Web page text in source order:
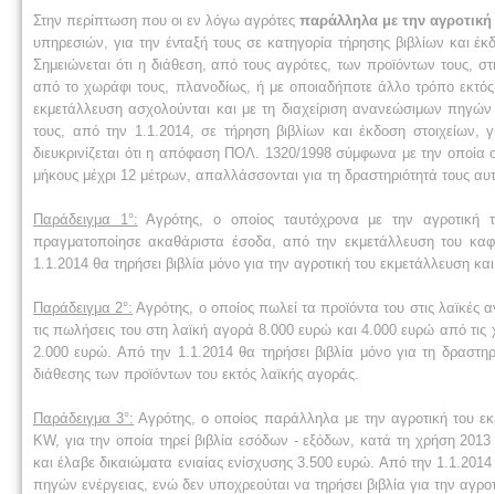
Στην περίπτωση που οι εν λόγω αγρότες παράλληλα με την
υπηρεσιών, για την ένταξή τους σε κατηγορία τήρησης βιβλίων και
Σημειώνεται ότι η διάθεση, από τους αγρότες, των προϊόντων τους,
από το χωράφι τους, πλανοδίως, ή με οποιαδήποτε άλλο τρόπο εκτός
εκμετάλλευση ασχολούνται και με τη διαχείριση ανανεώσιμων
τους, από την 1.1.2014, σε τήρηση βιβλίων και έκδοση στοιχείων,
διευκρινίζεται ότι η απόφαση ΠΟΛ. 1320/1998 σύμφωνα με την οποία
μήκους μέχρι 12 μέτρων, απαλλάσσονται για τη δραστηριότητά τους
Παράδειγμα 1°: Αγρότης, ο οποίος ταυτόχρονα με την αγροτική
πραγματοποίησε ακαθάριστα έσοδα, από την εκμετάλλευση του
1.1.2014 θα τηρήσει βιβλία μόνο για την αγροτική του εκμετάλλευση
Παράδειγμα 2°: Αγρότης, ο οποίος πωλεί τα προϊόντα του στις
τις πωλήσεις του στη λαϊκή αγορά 8.000 ευρώ και 4.000 ευρώ από τις
2.000 ευρώ. Από την 1.1.2014 θα τηρήσει βιβλία μόνο για τη
διάθεσης των προϊόντων του εκτός λαϊκής αγοράς.
Παράδειγμα 3°: Αγρότης, ο οποίος παράλληλα με την αγροτική του
KW, για την οποία τηρεί βιβλία εσόδων - εξόδων, κατά τη χρήση
και έλαβε δικαιώματα ενιαίας ενίσχυσης 3.500 ευρώ. Από την 1.1.2014
πηγών ενέργειας, ενώ δεν υποχρεούται να τηρήσει βιβλία για την